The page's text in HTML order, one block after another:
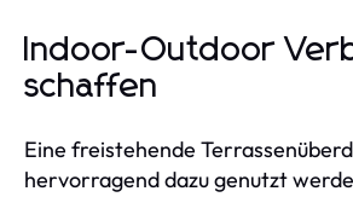
Indoor-Outdoor
schaffen
Eine freistehende
hervorragend dazu genutzt